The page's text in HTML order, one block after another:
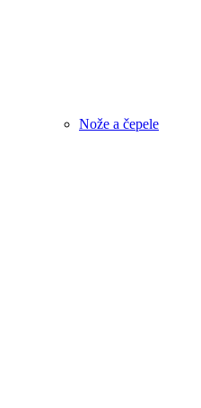
Nože a čepele